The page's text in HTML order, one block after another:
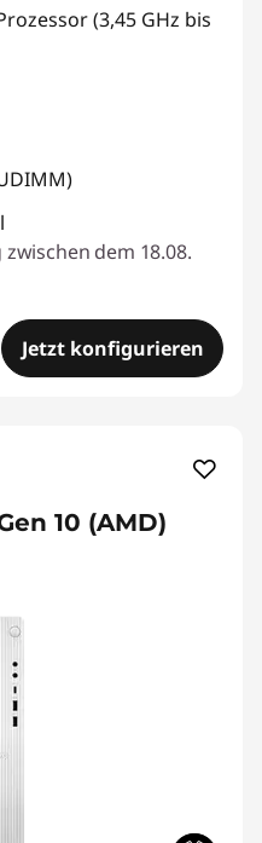
(3,45 GHz bis
dem 18.08.
Jetzt konfigurieren
10 (AMD)